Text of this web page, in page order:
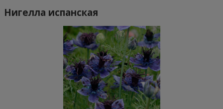
Нигелла испанская